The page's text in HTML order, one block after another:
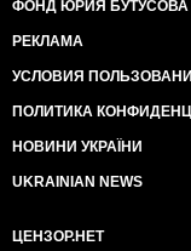
ФОНД ЮРИЯ БУТУСОВА
РЕКЛАМА
УСЛОВИЯ
ПОЛИТИКА
НОВИНИ УКРАЇНИ
UKRAINIAN NEWS
ЦЕНЗОР.НЕТ